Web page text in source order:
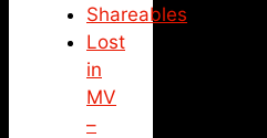
Shareables
Lost
in
MV
–